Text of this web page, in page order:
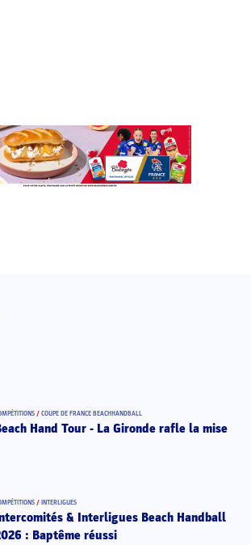
/ COUPE DE FRANCE BEACHHANDBALL
Hand Tour - La Gironde rafle la mise
/ INTERLIGUES
& Interligues Beach Handball
: Baptême réussi